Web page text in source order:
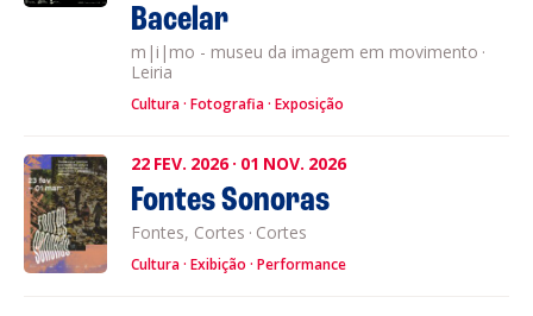
Bacelar
m|i|mo - museu da imagem em movimento ·
Leiria
Cultura Fotografia Exposição
22 FEV. 2026 · 01 NOV. 2026
Fontes Sonoras
Fontes, Cortes · Cortes
Cultura Exibição Performance